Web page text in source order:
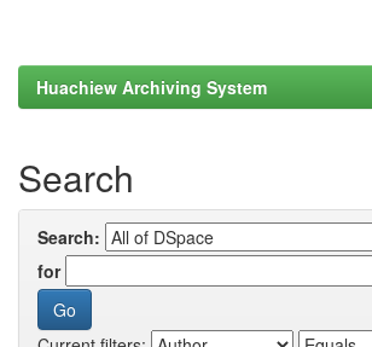
Huachiew Archiving System
Search
Search:
for